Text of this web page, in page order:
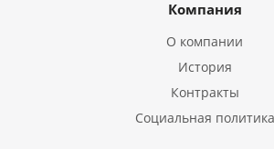
Компания
О компании
История
Контракты
Социальная политика